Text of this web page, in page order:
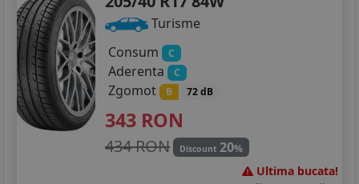
Turisme
Consum
C
Aderenta C
Zgomot B 72 dB
343 RON
434 RON Discount 20%
Ultima bucata!